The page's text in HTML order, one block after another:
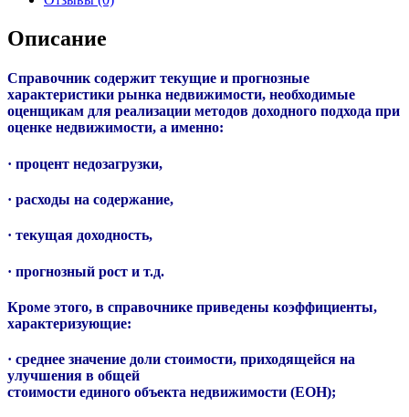
Описание
Справочник содержит текущие и прогнозные
характеристики рынка недвижимости, необходимые
оценщикам для реализации методов доходного подхода при
оценке недвижимости, а именно:
· процент недозагрузки,
· расходы на содержание,
· текущая доходность,
· прогнозный рост и т.д.
Кроме этого, в справочнике приведены коэффициенты,
характеризующие:
· среднее значение доли стоимости, приходящейся на
улучшения в общей
стоимости единого объекта недвижимости (ЕОН);